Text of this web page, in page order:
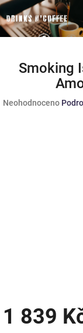
Přejít
na
obsah
Smoking
Průměrné
Neohodnoceno
1 839